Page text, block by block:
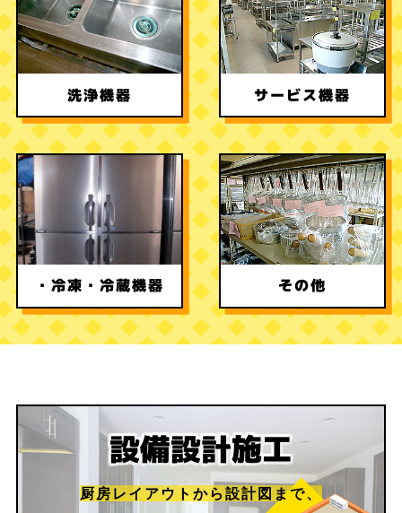
洗浄機器 サービス機器
・冷凍 ・冷蔵機器 その他
設備設計施工
厨房レイアウトから設計図まで、